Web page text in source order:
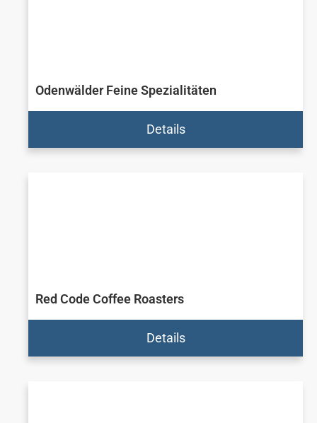
Odenwälder Feine Spezialitäten
Details
Red Code Coffee Roasters
Details